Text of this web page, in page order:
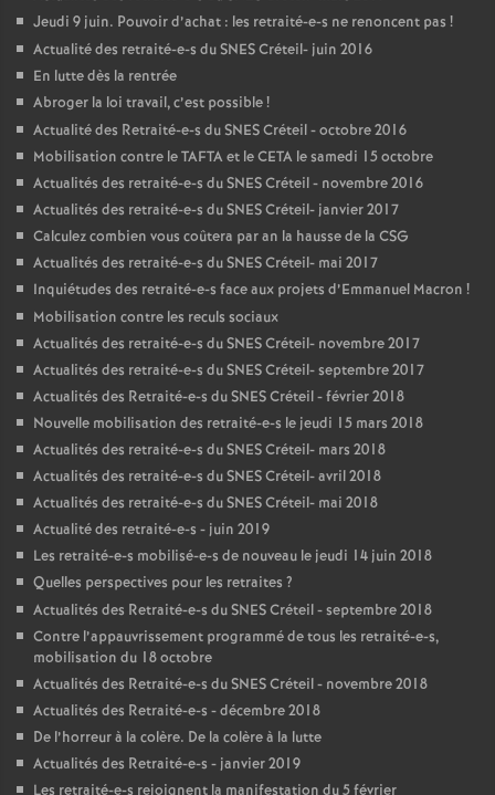
Jeudi 9 juin. Pouvoir d’achat : les retraité-e-s ne renoncent pas !
Actualité des retraité-e-s duSNESCréteil- juin 2016
En lutte dès la rentrée
Abroger la loi travail, c’est possible!
Actualité des Retraité-e-s duSNESCréteil - octobre 2016
Mobilisation contre leTAFTAet leCETA le samedi 15 octobre
Actualités des retraité-e-s duSNESCréteil - novembre 2016
Actualités des retraité-e-s duSNESCréteil- janvier 2017
Calculez combien vous coûtera par an la hausse de la CSG
Actualités des retraité-e-s duSNESCréteil- mai 2017
Inquiétudes des retraité-e-s face aux projets d’Emmanuel Macron !
Mobilisation contre les reculs sociaux
Actualités des retraité-e-s duSNESCréteil- novembre 2017
Actualités des retraité-e-s duSNESCréteil- septembre 2017
Actualités des Retraité-e-s duSNESCréteil - février 2018
Nouvelle mobilisation des retraité-e-s le jeudi 15 mars 2018
Actualités des retraité-e-s duSNESCréteil- mars 2018
Actualités des retraité-e-s duSNESCréteil- avril 2018
Actualités des retraité-e-s duSNESCréteil- mai 2018
Actualité des retraité-e-s - juin 2019
Les retraité-e-s mobilisé-e-s de nouveau le jeudi 14 juin 2018
Quelles perspectives pour les retraites ?
Actualités des Retraité-e-s duSNESCréteil - septembre 2018
Contre l’appauvrissement programmé de tous les retraité-e-s,
mobilisation du 18 octobre
Actualités des Retraité-e-s duSNESCréteil - novembre 2018
Actualités des Retraité-e-s - décembre 2018
De l’horreur à la colère. De la colère à la lutte
Actualités des Retraité-e-s - janvier 2019